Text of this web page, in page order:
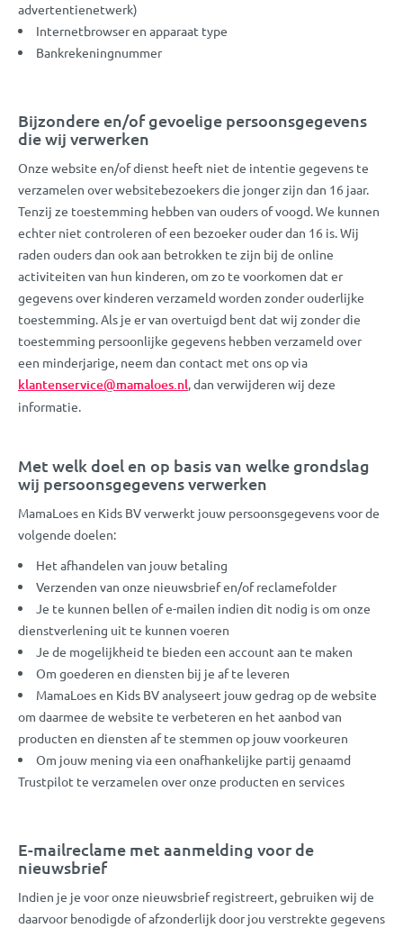
advertentienetwerk)
Internetbrowser en apparaat type
Bankrekeningnummer
Bijzondere en/of gevoelige persoonsgegevens
die wij verwerken
Onze website en/of dienst heeft niet de intentie gegevens te
verzamelen over websitebezoekers die jonger zijn dan 16 jaar.
Tenzij ze toestemming hebben van ouders of voogd. We kunnen
echter niet controleren of een bezoeker ouder dan 16 is. Wij
raden ouders dan ook aan betrokken te zijn bij de online
activiteiten van hun kinderen, om zo te voorkomen dat er
gegevens over kinderen verzameld worden zonder ouderlijke
toestemming. Als je er van overtuigd bent dat wij zonder die
toestemming persoonlijke gegevens hebben verzameld over
een minderjarige, neem dan contact met ons op via
klantenservice@mamaloes.nl, dan verwijderen wij deze
informatie.
Met welk doel en op basis van welke grondslag
wij persoonsgegevens verwerken
MamaLoes en Kids BV verwerkt jouw persoonsgegevens voor de
volgende doelen:
Het afhandelen van jouw betaling
Verzenden van onze nieuwsbrief en/of reclamefolder
Je te kunnen bellen of e-mailen indien dit nodig is om onze
dienstverlening uit te kunnen voeren
Je de mogelijkheid te bieden een account aan te maken
Om goederen en diensten bij je af te leveren
MamaLoes en Kids BV analyseert jouw gedrag op de website
om daarmee de website te verbeteren en het aanbod van
producten en diensten af te stemmen op jouw voorkeuren
Om jouw mening via een onafhankelijke partij genaamd
Trustpilot te verzamelen over onze producten en services
E-mailreclame met aanmelding voor de
nieuwsbrief
Indien je je voor onze nieuwsbrief registreert, gebruiken wij de
daarvoor benodigde of afzonderlijk door jou verstrekte gegevens